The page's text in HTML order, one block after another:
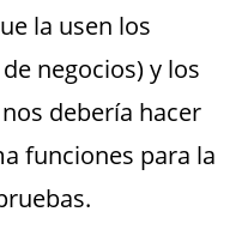
la usen los
negocios) y los
debería hacer
funciones para la